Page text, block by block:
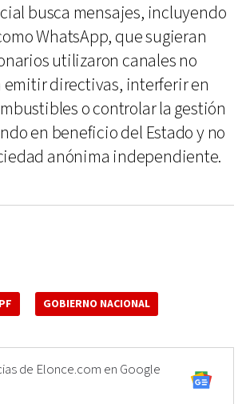
busca mensajes, incluyendo
WhatsApp, que sugieran
utilizaron canales no
emitir directivas, interferir en
o controlar la gestión
en beneficio del Estado y no
anónima independiente.
GOBIERNO NACIONAL
de Elonce.com en Google